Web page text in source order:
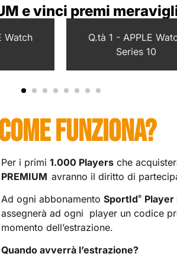
e vinci premi
Watch
Q.tà 1 - APPLE
Series 10
FUNZIONA?
Per i primi1.000 Players che
PREMIUM avranno il diritto di
Ad ogni abbonamentoSportId® Player
assegnerà ad ogni player un codice
momento dell’estrazione.
Quando avverrà l’estrazione?